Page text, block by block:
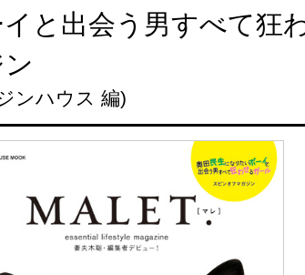
と出会う男すべて狂
ンハウス 編)